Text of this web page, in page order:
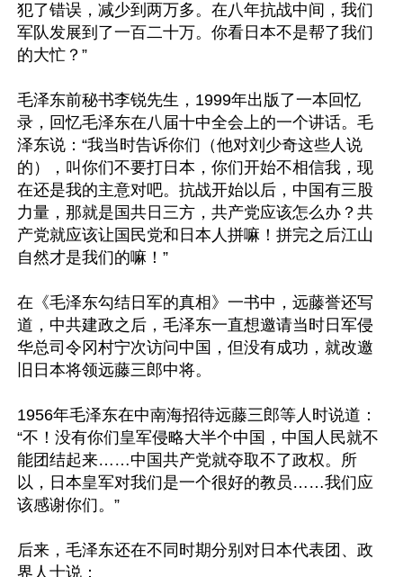
犯了错误，减少到两万多。在八年抗战中间，我们
军队发展到了一百二十万。你看日本不是帮了我们
的大忙？”
毛泽东前秘书李锐先生，1999年出版了一本回忆
录，回忆毛泽东在八届十中全会上的一个讲话。毛
泽东说：“我当时告诉你们（他对刘少奇这些人说
的），叫你们不要打日本，你们开始不相信我，现
在还是我的主意对吧。抗战开始以后，中国有三股
力量，那就是国共日三方，共产党应该怎么办？共
产党就应该让国民党和日本人拼嘛！拼完之后江山
自然才是我们的嘛！”
在《毛泽东勾结日军的真相》一书中，远藤誉还写
道，中共建政之后，毛泽东一直想邀请当时日军侵
华总司令冈村宁次访问中国，但没有成功，就改邀
旧日本将领远藤三郎中将。
1956年毛泽东在中南海招待远藤三郎等人时说道：
“不！没有你们皇军侵略大半个中国，中国人民就不
能团结起来……中国共产党就夺取不了政权。所
以，日本皇军对我们是一个很好的教员……我们应
该感谢你们。”
后来，毛泽东还在不同时期分别对日本代表团、政
界人士说：